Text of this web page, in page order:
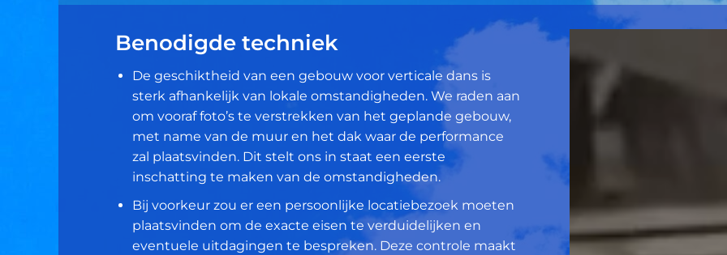
Benodigde techniek
De geschiktheid van een gebouw voor verticale dans is
sterk afhankelijk van lokale omstandigheden. We raden aan
om vooraf foto’s te verstrekken van het geplande gebouw,
met name van de muur en het dak waar de performance
zal plaatsvinden. Dit stelt ons in staat een eerste
inschatting te maken van de omstandigheden.
Bij voorkeur zou er een persoonlijke locatiebezoek moeten
plaatsvinden om de exacte eisen te verduidelijken en
eventuele uitdagingen te bespreken. Deze controle maakt